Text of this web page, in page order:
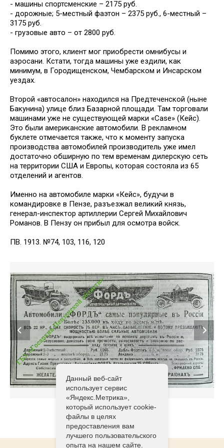
- машины спортсменские – 2175 руб.
- дорожные; 5-местный фаэтон – 2375 руб., 6-местный –
3175 руб.
- грузовые авто – от 2800 руб.
Помимо этого, клиент мог приобрести омнибусы и
аэросани. Кстати, тогда машины уже ездили, как
минимум, в Городищенском, Чембарском и Инсарском
уездах.
Второй «автосалон» находился на Предтеченской (ныне
Бакунина) улице близ Базарной площади. Там торговали
машинами уже не существующей марки «Case» (Кейс).
Это были американские автомобили. В рекламном
буклете отмечается также, что к моменту запуска
производства автомобилей производитель уже имел
достаточно обширную по тем временам дилерскую сеть
на территории США и Европы, которая состояла из 65
отделений и агентов.
Именно на автомобиле марки «Кейс», будучи в
командировке в Пензе, разъезжал великий князь,
генерал-инспектор артиллерии Сергей Михайлович
Романов. В Пензу он прибыл для осмотра войск.
ПВ. 1913. №74, 103, 116, 120
Данный веб-сайт
использует сервис
«Яндекс.Метрика»,
который использует cookie-
файлы в целях
предоставления вам
лучшего пользовательского
опыта на нашем сайте.